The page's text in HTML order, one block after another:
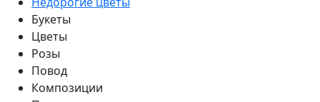
Букеты
Цветы
Розы
Повод
Композиции